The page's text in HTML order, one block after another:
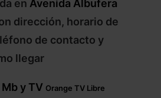
en Avenida Albufera
dirección, horario de
de contacto y
llegar
y TV Orange TV Libre